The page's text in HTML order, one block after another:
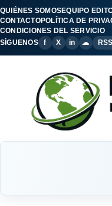
QUIÉNES SOMOSEQUIPO
CONTACTOPOLÍTICA DE
CONDICIONES DEL SERVICIO
SÍGUENOS
f X in ☁ RSS